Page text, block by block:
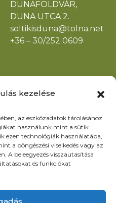
DUNAFÖLDVÁR,
DUNA UTCA 2.
soltikisduna@tolna.net
+36 – 30/252 0609
alapszabálya
Helyi horgászrend
Halőrök elérhetősége
Adatkezelési
tájékoztató